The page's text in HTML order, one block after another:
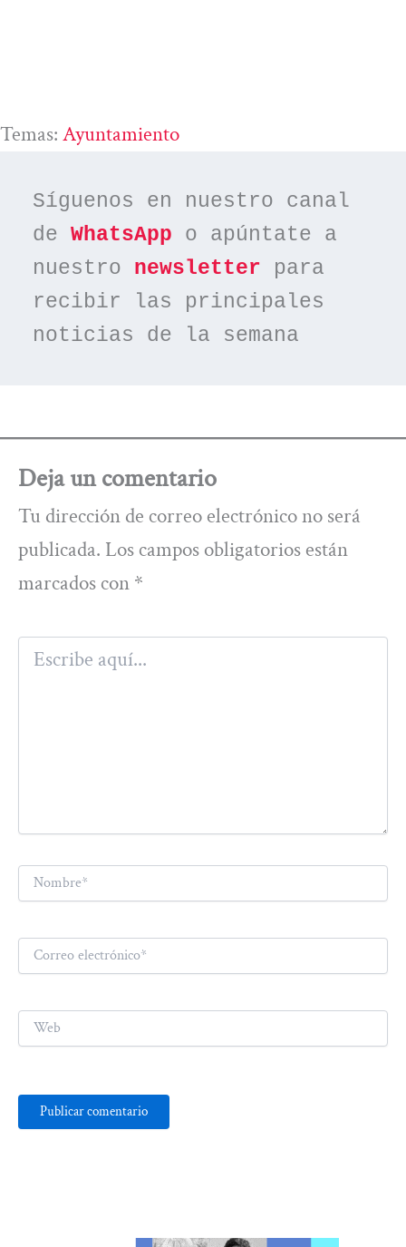
Temas: Ayuntamiento
Síguenos en nuestro canal
de WhatsApp o apúntate a
nuestro newsletter para
recibir las principales
noticias de la semana
Deja un comentario
Tu dirección de correo electrónico no será
publicada. Los campos obligatorios están
marcados con *
Escribe
aquí...
Nombre*
Correo
electrónico*
Web